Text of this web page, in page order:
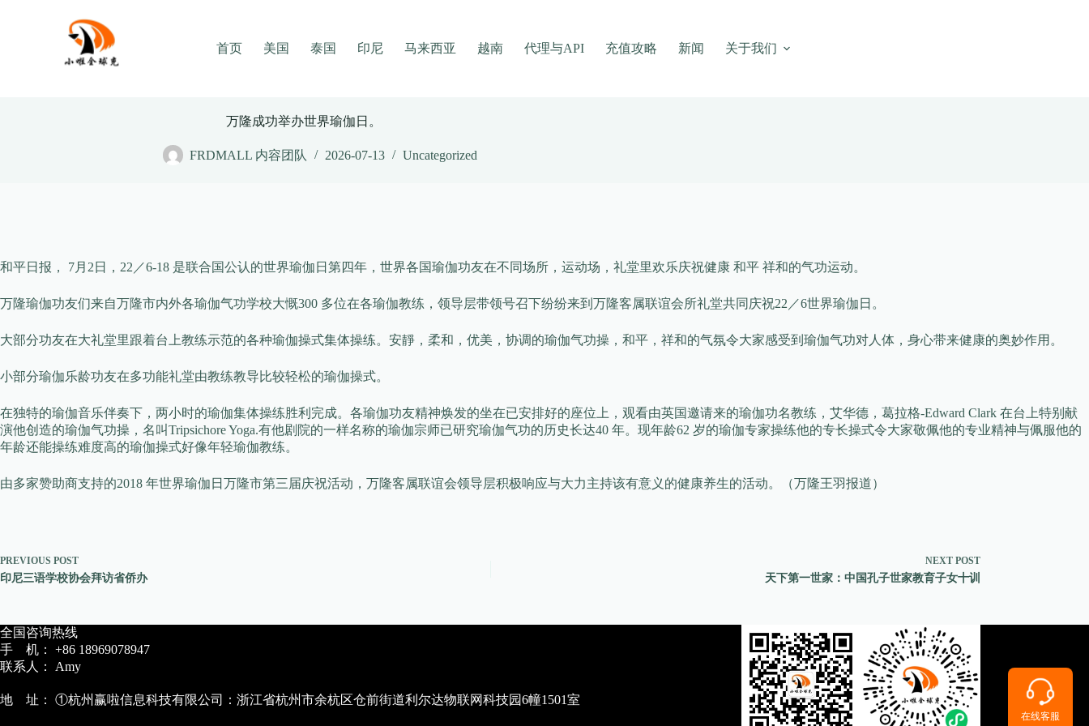
首页
美国 泰国 印尼 马来西亚 越南 代理与API 充值攻略 新闻 关于我们
万隆成功举办世界瑜伽日。
FRDMALL 内容团队 2026-07-13 Uncategorized
和平日报， 7月2日，22／6-18 是联合国公认的世界瑜伽日第四年，世界各国瑜伽功友在不同场所，运动场，礼堂里欢乐庆祝健康 和平 祥和的气功运动。
万隆瑜伽功友们来自万隆市内外各瑜伽气功学校大慨300 多位在各瑜伽教练，领导层带领号召下纷纷来到万隆客属联谊会所礼堂共同庆祝22／6世界瑜伽日。
大部分功友在大礼堂里跟着台上教练示范的各种瑜伽操式集体操练。安靜，柔和，优美，协调的瑜伽气功操，和平，祥和的气氛令大家感受到瑜伽气功对人体，身心带来健康的奥妙作用。
小部分瑜伽乐龄功友在多功能礼堂由教练教导比较轻松的瑜伽操式。
在独特的瑜伽音乐伴奏下，两小时的瑜伽集体操练胜利完成。各瑜伽功友精神焕发的坐在已安排好的座位上，观看由英国邀请来的瑜伽功名教练，艾华德，葛拉格-Edward Clark 在台上特别献
演他创造的瑜伽气功操，名叫Tripsichore Yoga.有他剧院的一样名称的瑜伽宗师已研究瑜伽气功的历史长达40 年。现年龄62 岁的瑜伽专家操练他的专长操式令大家敬佩他的专业精神与佩服他的
年龄还能操练难度高的瑜伽操式好像年轻瑜伽教练。
由多家赞助商支持的2018 年世界瑜伽日万隆市第三届庆祝活动，万隆客属联谊会领导层积极响应与大力主持该有意义的健康养生的活动。（万隆王羽报道）
PREVIOUS POST
印尼三语学校协会拜访省侨办
NEXT POST
天下第一世家：中国孔子世家教育子女十训
全国咨询热线
手 机： +86 18969078947
联系人： Amy
地 址： ①杭州赢啦信息科技有限公司：浙江省杭州市余杭区仓前街道利尔达物联网科技园6幢1501室
在线客服